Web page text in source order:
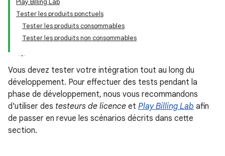
Play Billing Lab
Tester les produits ponctuels
Tester les produits consommables
Tester les produits non consommables
Vous devez tester votre intégration tout au long du
développement. Pour effectuer des tests pendant la
phase de développement, nous vous recommandons
d'utiliser des testeurs de licence et Play Billing Lab afin
de passer en revue les scénarios décrits dans cette
section.